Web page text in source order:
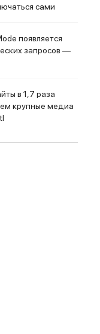
сами
появляется
запросов —
в 1,7 раза
крупные медиа